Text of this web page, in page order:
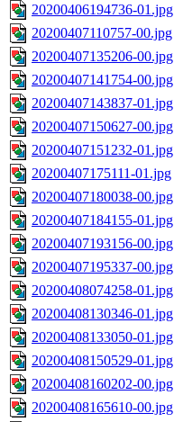
20200406194736-01.jpg
20200407110757-00.jpg
20200407135206-00.jpg
20200407141754-00.jpg
20200407143837-01.jpg
20200407150627-00.jpg
20200407151232-01.jpg
20200407175111-01.jpg
20200407180038-00.jpg
20200407184155-01.jpg
20200407193156-00.jpg
20200407195337-00.jpg
20200408074258-01.jpg
20200408130346-01.jpg
20200408133050-01.jpg
20200408150529-01.jpg
20200408160202-00.jpg
20200408165610-00.jpg